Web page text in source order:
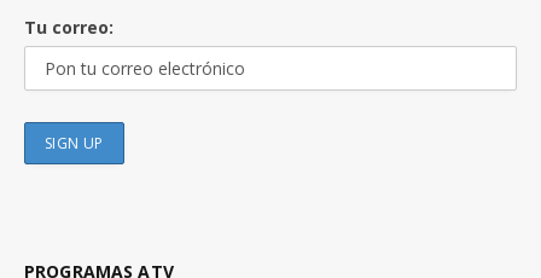
Tu correo:
PROGRAMAS ATV